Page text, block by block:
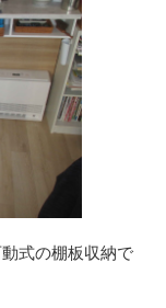
式の棚板収納で